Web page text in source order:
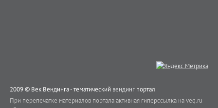
2009 © Век Вендинга - тематический вендинг портал
При перепечатке материалов портала активная гиперссылка на veq.ru